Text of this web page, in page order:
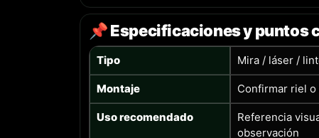
📌 Especificaciones y puntos
Tipo Mira / láser /
Montaje Confirmar riel o
Uso recomendado
Referencia
observación